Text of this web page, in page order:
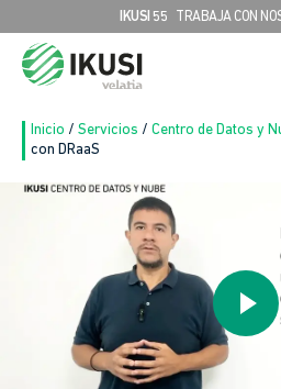
IKUSI 55 TRABAJA CON
Buscar:
Inicio / Servicios / Centro de Datos y
con DRaaS